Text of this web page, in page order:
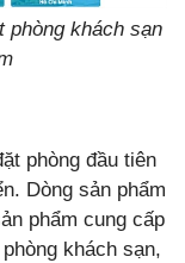
phòng khách sạn
phòng đầu tiên
Dòng sản phẩm
phẩm cung cấp
khách sạn,